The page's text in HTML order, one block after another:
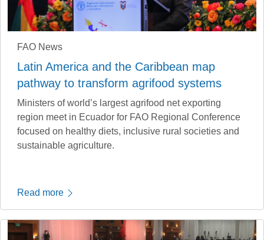
FAO News
Latin America and the Caribbean map
pathway to transform agrifood systems
Ministers of world’s largest agrifood net exporting
region meet in Ecuador for FAO Regional Conference
focused on healthy diets, inclusive rural societies and
sustainable agriculture.
Read more